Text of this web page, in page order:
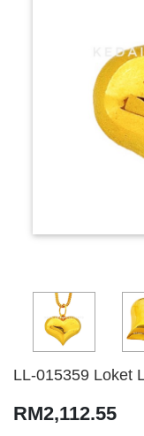
LL-015359 Loket
RM2,112.55